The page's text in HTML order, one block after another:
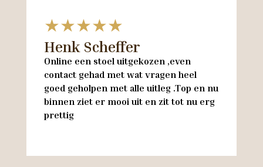
★★★★★
Henk Scheffer
Online een stoel uitgekozen ,even
contact gehad met wat vragen heel
goed geholpen met alle uitleg .Top en nu
binnen ziet er mooi uit en zit tot nu erg
prettig